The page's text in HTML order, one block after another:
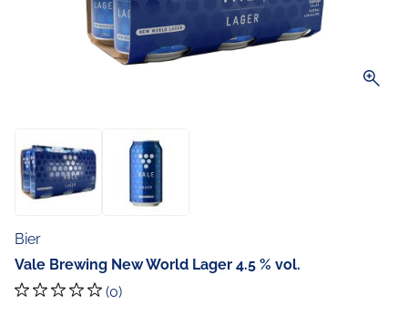
zoom_in
Bier
Vale Brewing New World Lager 4.5 % vol.
(0)